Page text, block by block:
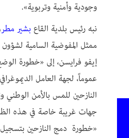
وجودية وأمنية وتربوية».
نبه رئيس بلدية القاع بشير مطر
ممثل المفوضية السامية لشؤون
إيفو فرايسن، إلى «خطورة
عموماً، لجهة العامل
النازحين للمس بالأمن الوطني
جهات غريبة خاصة في هذه
«خطورة دمج النازحين